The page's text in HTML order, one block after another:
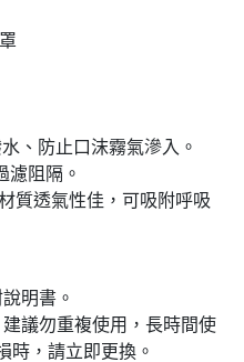
、防止口沫霧氣滲入。
濾阻隔。
質透氣性佳，可吸附呼吸
明書。
議勿重複使用，長時間使
時，請立即更換。